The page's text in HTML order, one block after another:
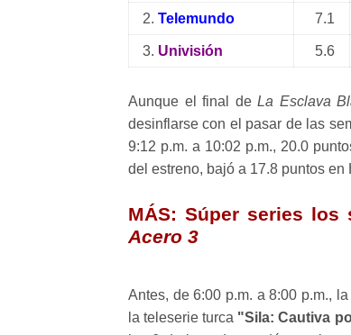
2. Telemundo 7.1
3. Univisión 5.6
Aunque el final deLa Esclava
desinflarse con el pasar de las
9:12 p.m. a 10:02 p.m., 20.0
del estreno, bajó a 17.8 puntos
MÁS:Súper series los
Acero 3
Antes, de 6:00 p.m. a 8:00 p.m.,
la teleserie turca "Sila: Cautiva